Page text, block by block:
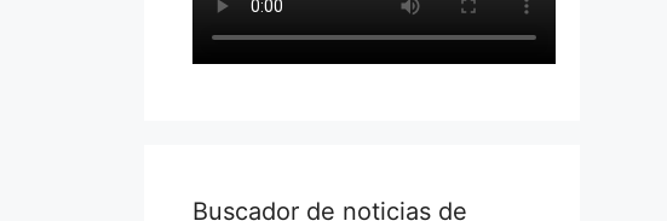
Buscador de noticias de